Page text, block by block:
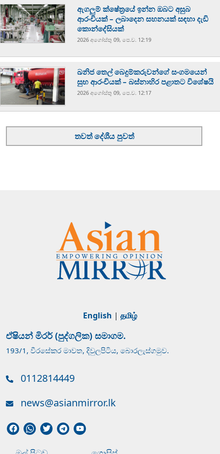
ඇගලුම් ක්ෂේත්‍රයේ ඉන්න ඔබට අසුබ
ආරංචියක් – ලබාදෙන සහනයක් සඳහා දැඩි
කොන්දේසියක්
2026 අගෝස්‍තු 09, පෙ.ව. 12:19
ඛනිජ තෙල් බෙදුම්කරුවන්ගේ සංගමයෙන්
සුභ ආරංචියක් – බස්නාහිර පළාතට විශේෂයි
2026 අගෝස්‍තු 09, පෙ.ව. 12:17
තවත් දේශීය පුවත්
English | தமிழ்
ඒෂියන් මිරර් (පුද්ගලික) සමාගම.
193/1, වීරසේකර මාවත, දිවුලපිටිය, බොරලැස්ගමුව.
0112814449
news@asianmirror.lk